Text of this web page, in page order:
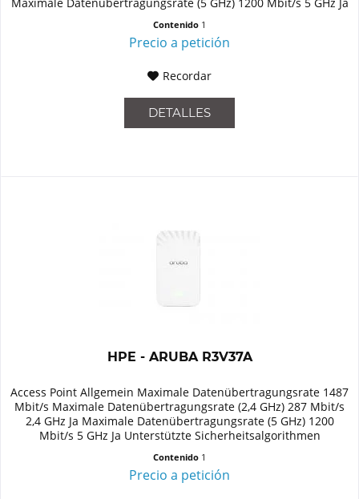
Maximale Datenübertragungsrate (5 GHz) 1200 Mbit/s 5 GHz Ja
Contenido 1
Precio a petición
Recordar
DETALLES
HPE - ARUBA R3V37A
Access Point Allgemein Maximale Datenübertragungsrate 1487
Mbit/s Maximale Datenübertragungsrate (2,4 GHz) 287 Mbit/s
2,4 GHz Ja Maximale Datenübertragungsrate (5 GHz) 1200
Mbit/s 5 GHz Ja Unterstützte Sicherheitsalgorithmen
Contenido 1
Precio a petición